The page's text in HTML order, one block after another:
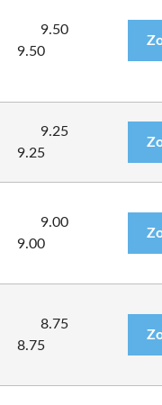
9.50
9.50
9.25
9.25
9.00
9.00
8.75
8.75